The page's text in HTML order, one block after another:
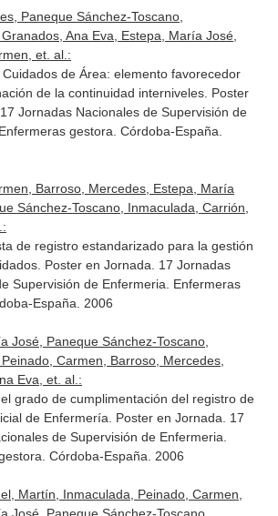
Paneque Sánchez-Toscano,
Ana Eva, Estepa, María José,
et. al.:
de Área: elemento favorecedor
de la continuidad interniveles. Poster
Jornadas Nacionales de Supervisión de
gestora. Córdoba-España.
Barroso, Mercedes, Estepa, María
Sánchez-Toscano, Inmaculada, Carrión,
de registro estandarizado para la gestión
Poster en Jornada. 17 Jornadas
Supervisión de Enfermeria. Enfermeras
España. 2006
José, Paneque Sánchez-Toscano,
Carmen, Barroso, Mercedes,
Eva, et. al.:
grado de cumplimentación del registro de
de Enfermería. Poster en Jornada. 17
de Supervisión de Enfermeria.
Córdoba-España. 2006
Martín, Inmaculada, Peinado, Carmen,